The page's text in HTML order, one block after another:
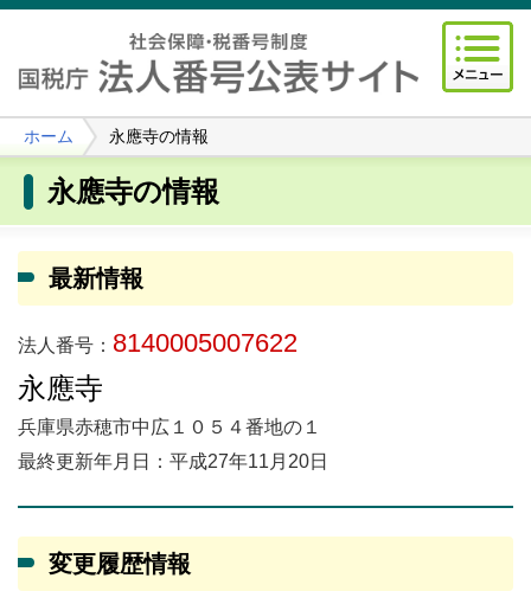
ホーム 永應寺の情報
永應寺の情報
最新情報
法人番号： 8140005007622
永應寺
兵庫県赤穂市中広１０５４番地の１
最終更新年月日：平成27年11月20日
変更履歴情報